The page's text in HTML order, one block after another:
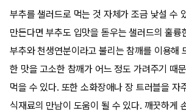
부추를 샐러드로 먹는 것 자체가 조금 낯설 수
만든다면 부추도 입맛을 돋우는 샐러드의 훌륭
부추와 천생연분이라고 불리는 참깨를 이용해
한 맛을 고소한 참깨가 어느 정도 가려주기 때
먹을 수 있다. 또한 소화장애나 장 트러블을 자
식재료의 만남이 도움이 될 수 있다. 깨끗하게